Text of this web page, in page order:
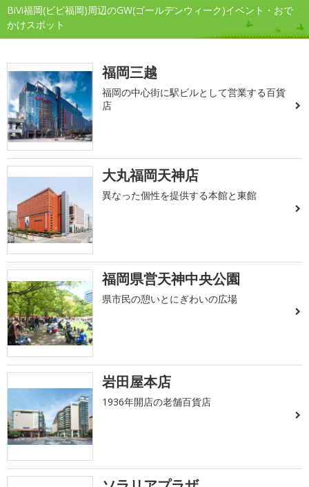
BiVi福岡(ビビ福岡)周辺のGW(ゴールデンウィーク)イベント・おで
かけスポット
福岡三越
福岡の中心街に駅ビルとして営業する百貨
店
大丸福岡天神店
異なった個性を提供する本館と東館
福岡県営天神中央公園
県市民の憩いとにぎわいの広場
岩田屋本店
1936年開店の老舗百貨店